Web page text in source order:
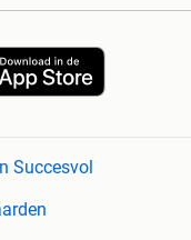
Succesvol